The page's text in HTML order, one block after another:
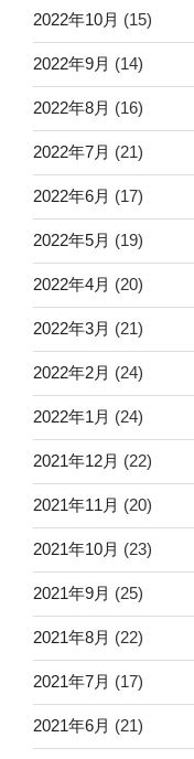
2022年10月 (15)
2022年9月 (14)
2022年8月 (16)
2022年7月 (21)
2022年6月 (17)
2022年5月 (19)
2022年4月 (20)
2022年3月 (21)
2022年2月 (24)
2022年1月 (24)
2021年12月 (22)
2021年11月 (20)
2021年10月 (23)
2021年9月 (25)
2021年8月 (22)
2021年7月 (17)
2021年6月 (21)